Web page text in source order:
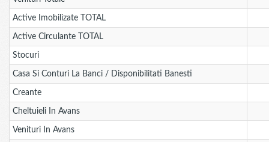
Active Imobilizate TOTAL
Active Circulante TOTAL
Stocuri
Casa Si Conturi La Banci / Disponibilitati Banesti
Creante
Cheltuieli In Avans
Venituri In Avans